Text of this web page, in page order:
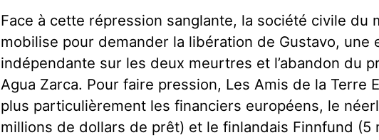
Face à cette répression sanglante, la société civile du
mobilise pour demander la libération de Gustavo, une
indépendante sur les deux meurtres et l’abandon du
Agua Zarca. Pour faire pression, Les Amis de la Terre
plus particulièrement les financiers européens, le
millions de dollars de prêt) et le finlandais Finnfund (5